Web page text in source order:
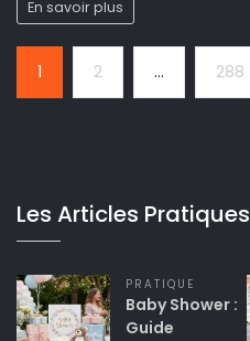
En savoir plus
1 2 … 288
Les Articles Pratiques
PRATIQUE
Baby Shower :
Guide